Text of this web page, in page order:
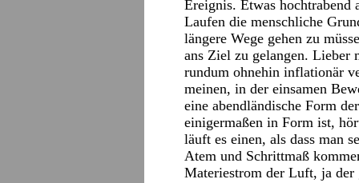
Ereignis. Etwas
Laufen die menschliche
längere Wege gehen zu
ans Ziel zu gelangen. Lieber
rundum ohnehin inflationär
meinen, in der einsamen
eine abendländische Form
einigermaßen in Form ist,
läuft es einen, als dass man
Atem und Schrittmaß
Materiestrom der Luft, ja der